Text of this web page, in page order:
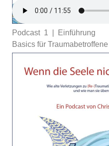
Podcast 1 | Einführung
Basics für Traumabetroffene